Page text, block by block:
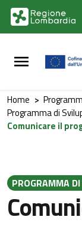
Vai al contenuto
Vai al footer
Home >
Programma di
Comunicare il
PROGRAMMA